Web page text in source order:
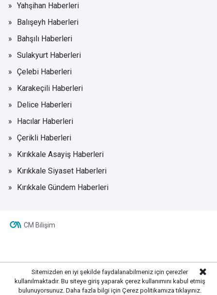
Yahşihan Haberleri
Balışeyh Haberleri
Bahşılı Haberleri
Sulakyurt Haberleri
Çelebi Haberleri
Karakeçili Haberleri
Delice Haberleri
Hacılar Haberleri
Çerikli Haberleri
Kırıkkale Asayiş Haberleri
Kırıkkale Siyaset Haberleri
Kırıkkale Gündem Haberleri
CM Bilişim
Sitemizden en iyi şekilde faydalanabilmeniz için çerezler
kullanılmaktadır. Bu siteye giriş yaparak çerez kullanımını kabul etmiş
bulunuyorsunuz. Daha fazla bilgi için Çerez politikamıza tıklayınız.